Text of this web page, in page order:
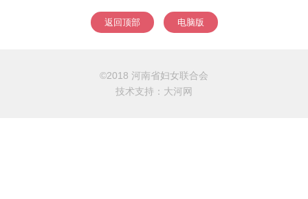
返回顶部 电脑版
©2018 河南省妇女联合会
技术支持： 大河网